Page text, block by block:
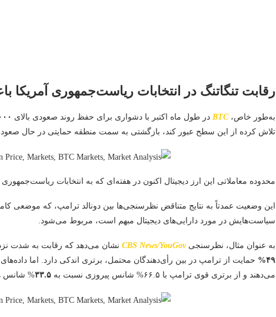
رقابت تنگاتنگ در انتخابات ریاست‌جمهوری
به‌طور خاص،BTC در طول ماه اکتبر با دشواری برای حفظ روند صعودی بالای
تلاش کرده از این سطح عبور کند، بازگشتی به سمت منطقه حمایتی در حال صعود
محدوده معاملاتی این ارز دیجیتال اکنون در هفته‌ای که به انتخابات
این وضعیت عمدتاً به نتایج متناقض نظرسنجی‌ها بین دونالد ترامپ، که موضعی
سیاست‌هایش در مورد دارایی‌های دیجیتال مبهم است، مربوط می‌شود.
به عنوان مثال، نظرسنجی CBS News/YouGov نشان می‌دهد که رقابت به شدت
۴۹%
حمایت از ترامپ در بین رأی‌دهندگان محتمل، برتری اندکی دارد. اما
می‌دهند و از برتری قوی ترامپ با ۶۶.۵% شانس پیروزی نسبت به
۳۳.۵% شانس